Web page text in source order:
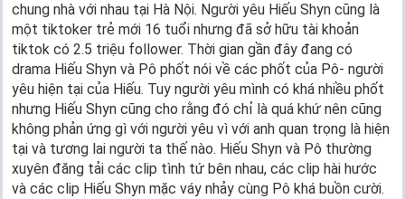
chung nhà với nhau tại Hà Nội. Người yêu Hiếu Shyn cũng là
một tiktoker trẻ mới 16 tuổi nhưng đã sở hữu tài khoản
tiktok có 2.5 triệu follower. Thời gian gần đây đang có
drama Hiếu Shyn và Pô phốt nói về các phốt của Pô- người
yêu hiện tại của Hiếu. Tuy người yêu mình có khá nhiều phốt
nhưng Hiếu Shyn cũng cho rằng đó chỉ là quá khứ nên cũng
không phản ứng gì với người yêu vì với anh quan trọng là hiện
tại và tương lai người ta thế nào. Hiếu Shyn và Pô thường
xuyên đăng tải các clip tình tứ bên nhau, các clip hài hước
và các clip Hiếu Shyn mặc váy nhảy cùng Pô khá buồn cười.